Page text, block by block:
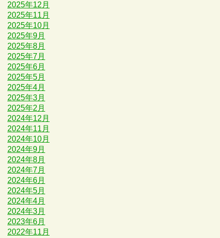
2025年12月
2025年11月
2025年10月
2025年9月
2025年8月
2025年7月
2025年6月
2025年5月
2025年4月
2025年3月
2025年2月
2024年12月
2024年11月
2024年10月
2024年9月
2024年8月
2024年7月
2024年6月
2024年5月
2024年4月
2024年3月
2023年6月
2022年11月